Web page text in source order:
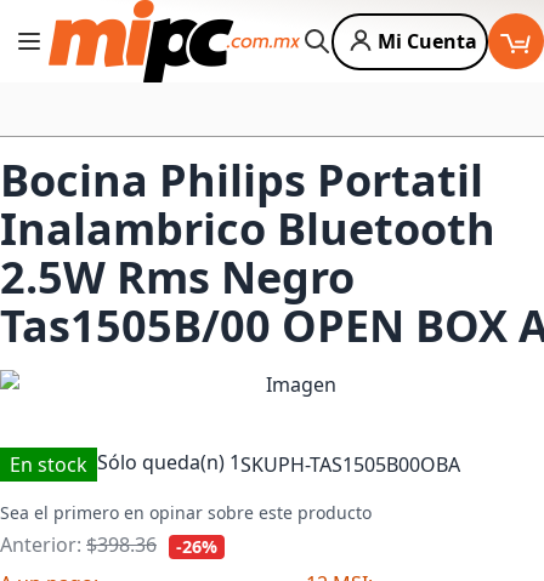
Cambiar Nav
Buscar
Mi Cuenta
Bocina Philips Portatil
Inalambrico Bluetooth
2.5W Rms Negro
Tas1505B/00 OPEN BOX
En stock Sólo queda(n) 1SKUPH-TAS1505B00OBA
Sea el primero en opinar sobre este producto
Anterior: $398.36 -26%